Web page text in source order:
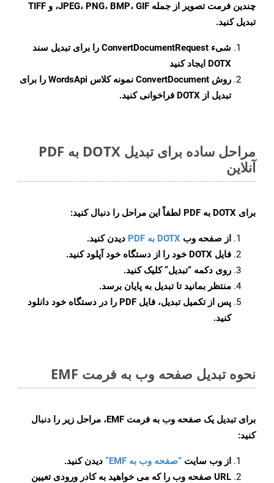
چندین فرمت تصویر از جمله JPEG، PNG، BMP، GIF، و TIFF
تبدیل کنید.
شیء ConvertDocumentRequest را برای تبدیل سند
DOTX ایجاد کنید
روش ConvertDocument
نمونه کلاس WordsApi را برای
تبدیل از DOTX فراخوانی کنید.
مراحل ساده برای تبدیل DOTX به PDF
آنلاین
برای DOTX به PDF لطفاً این مراحل را دنبال کنید:
از صفحه وب DOTX به PDF
دیدن کنید.
فایل DOTX خود را از دستگاه خود آپلود کنید.
روی دکمه “تبدیل”کلیک کنید.
منتظر بمانید تا تبدیل به پایان برسد.
پس از تکمیل تبدیل، فایل PDF را در دستگاه خود دانلود
کنید.
نحوه تبدیل صفحه وب به فرمت EMF
برای تبدیل یک صفحه وب به فرمت EMF، مراحل زیر را دنبال
کنید:
از وب سایت “صفحه وب به EMF”
دیدن کنید.
URL صفحه وب را که می خواهید به کادر ورودی تعیین